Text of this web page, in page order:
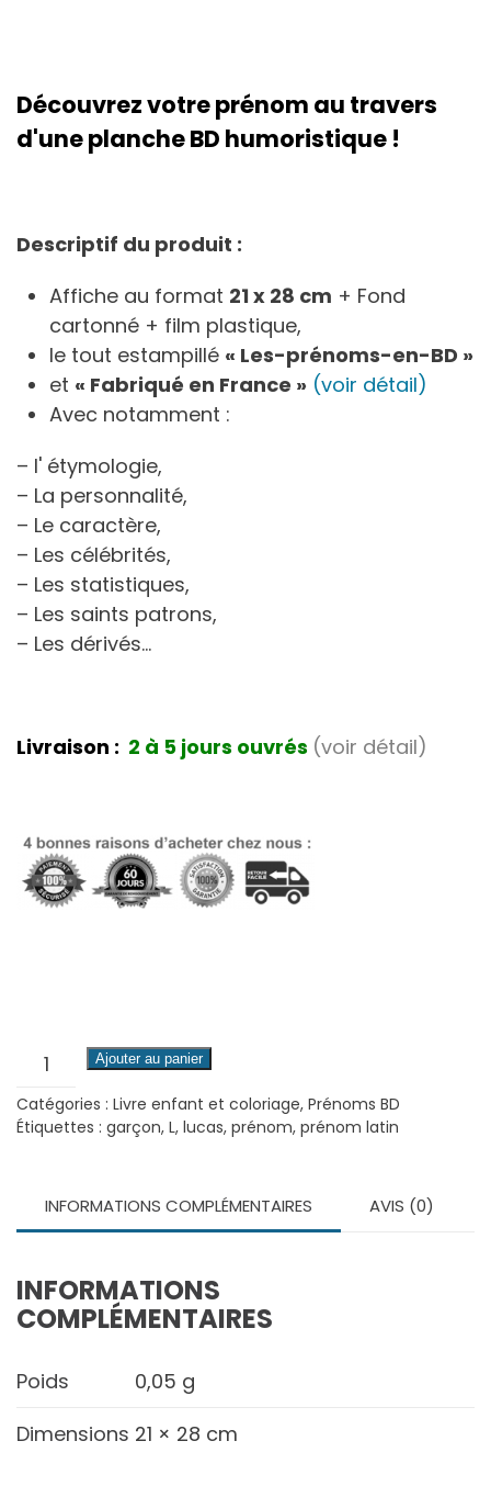
Découvrez votre prénom au travers
d'une planche BD humoristique !
Descriptif du produit :
Affiche au format 21 x 28 cm + Fond
cartonné + film plastique,
le tout estampillé « Les-prénoms-en-BD »
et « Fabriqué en France » (voir détail)
Avec notamment :
– l' étymologie,
– La personnalité,
– Le caractère,
– Les célébrités,
– Les statistiques,
– Les saints patrons,
– Les dérivés…
Livraison : 2 à 5 jours ouvrés (voir détail)
quantité
Lucas
(Enfant)
Ajouter au panier
Catégories : Livre enfant et coloriage, Prénoms BD
Étiquettes : garçon, L, lucas, prénom, prénom latin
INFORMATIONS COMPLÉMENTAIRES AVIS (0)
INFORMATIONS
COMPLÉMENTAIRES
Poids
0,05 g
Dimensions 21 × 28 cm